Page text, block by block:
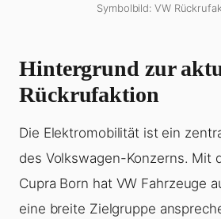
Symbolbild: VW
Hintergrund zur
Rückrufaktion
Die Elektromobilität ist ein
des Volkswagen-Konzerns. Mit
Cupra Born hat VW Fahrzeuge
eine breite Zielgruppe